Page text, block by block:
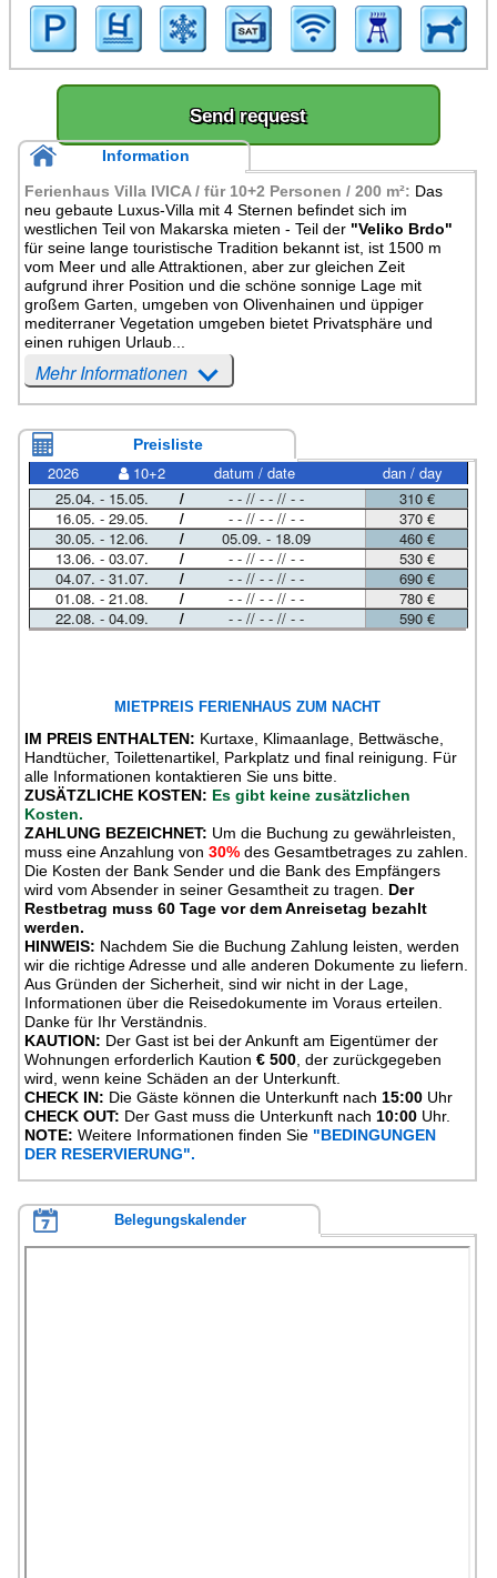
Send request
Information
Ferienhaus Villa IVICA / für 10+2 Personen / 200 m²: Das
neu gebaute Luxus-Villa mit 4 Sternen befindet sich im
westlichen Teil von Makarska mieten - Teil der "Veliko Brdo"
für seine lange touristische Tradition bekannt ist, ist 1500 m
vom Meer und alle Attraktionen, aber zur gleichen Zeit
aufgrund ihrer Position und die schöne sonnige Lage mit
großem Garten, umgeben von Olivenhainen und üppiger
mediterraner Vegetation umgeben bietet Privatsphäre und
einen ruhigen Urlaub...
Mehr Informationen
Preisliste
MIETPREIS FERIENHAUS ZUM NACHT
IM PREIS ENTHALTEN: Kurtaxe, Klimaanlage, Bettwäsche,
Handtücher, Toilettenartikel, Parkplatz und final reinigung. Für
alle Informationen kontaktieren Sie uns bitte.
ZUSÄTZLICHE KOSTEN: Es gibt keine zusätzlichen
Kosten.
ZAHLUNG BEZEICHNET: Um die Buchung zu gewährleisten,
muss eine Anzahlung von30% des Gesamtbetrages zu zahlen.
Die Kosten der Bank Sender und die Bank des Empfängers
wird vom Absender in seiner Gesamtheit zu tragen. Der
Restbetrag muss 60 Tage vor dem Anreisetag bezahlt
werden.
HINWEIS: Nachdem Sie die Buchung Zahlung leisten, werden
wir die richtige Adresse und alle anderen Dokumente zu liefern.
Aus Gründen der Sicherheit, sind wir nicht in der Lage,
Informationen über die Reisedokumente im Voraus erteilen.
Danke für Ihr Verständnis.
KAUTION: Der Gast ist bei der Ankunft am Eigentümer der
Wohnungen erforderlich Kaution € 500 , der zurückgegeben
wird, wenn keine Schäden an der Unterkunft.
CHECK IN: Die Gäste können die Unterkunft nach 15:00 Uhr
CHECK OUT: Der Gast muss die Unterkunft nach 10:00 Uhr.
NOTE: Weitere Informationen finden Sie "BEDINGUNGEN
DER RESERVIERUNG".
Belegungskalender